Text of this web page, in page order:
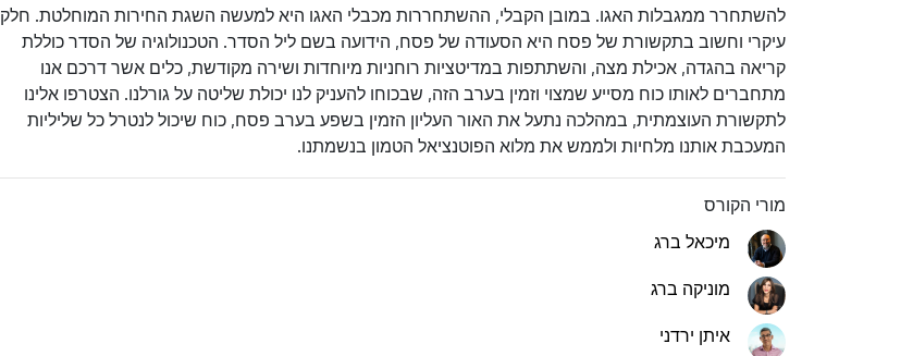
להשתחרר ממגבלות האגו. במובן הקבלי, ההשתחררות מכבלי האגו היא למעשה השגת החירות המוחלטת. חלק
עיקרי וחשוב בתקשורת של פסח היא הסעודה של פסח, הידועה בשם ליל הסדר. הטכנולוגיה של הסדר כוללת
קריאה בהגדה, אכילת מצה, והשתתפות במדיטציות רוחניות מיוחדות ושירה מקודשת, כלים אשר דרכם אנו
מתחברים לאותו כוח מסייע שמצוי וזמין בערב הזה, שבכוחו להעניק לנו יכולת שליטה על גורלנו. הצטרפו אלינו
לתקשורת העוצמתית, במהלכה נתעל את האור העליון הזמין בשפע בערב פסח, כוח שיכול לנטרל כל שליליות
המעכבת אותנו מלחיות ולממש את מלוא הפוטנציאל הטמון בנשמתנו.
מורי הקורס
מיכאל ברג
מוניקה ברג
איתן ירדני